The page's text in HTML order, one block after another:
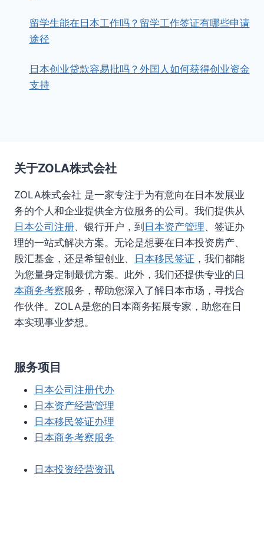
留学生能在日本工作吗？留学工作签证有哪些申请
途径
日本创业贷款容易批吗？外国人如何获得创业资金
支持
关于ZOLA株式会社
ZOLA株式会社 是一家专注于为有意向在日本发展业
务的个人和企业提供全方位服务的公司。我们提供从
日本公司注册、银行开户，到日本资产管理、签证办
理的一站式解决方案。无论是想要在日本投资房产、
股汇基金，还是希望创业、 日本移民签证 ，我们都能
为您量身定制最优方案。此外，我们还提供专业的日
本商务考察服务，帮助您深入了解日本市场，寻找合
作伙伴。ZOLA是您的日本商务拓展专家，助您在日
本实现事业梦想。
服务项目
日本公司注册代办
日本资产经营管理
日本移民签证办理
日本商务考察服务
日本投资经营资讯